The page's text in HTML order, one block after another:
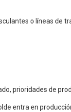
o líneas de
prioridades de
entra en